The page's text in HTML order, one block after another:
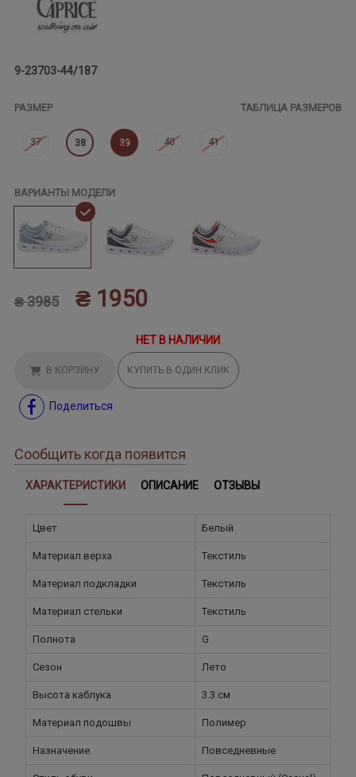
9-23703-44/187
РАЗМЕР ТАБЛИЦА РАЗМЕРОВ
37 38 39 40 41
ВАРИАНТЫ МОДЕЛИ
₴ 3985 ₴ 1950
НЕТ В НАЛИЧИИ
В КОРЗИНУ КУПИТЬ В ОДИН КЛИК
Поделиться
Сообщить когда появится
ХАРАКТЕРИСТИКИ ОПИСАНИЕ ОТЗЫВЫ
Цвет Белый
Материал верха Текстиль
Материал подкладки Текстиль
Материал стельки Текстиль
Полнота G
Сезон Лето
Высота каблука 3.3 см
Материал подошвы Полимер
Назначение Повседневные